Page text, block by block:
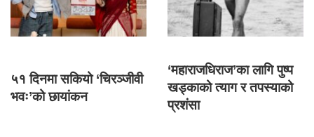
५१ दिनमा सकियो ‘चिरञ्जीवी
भवः’को छायांकन
‘महाराजधिराज’का लागि पुष्प
खड्काको त्याग र तपस्याको
प्रशंसा